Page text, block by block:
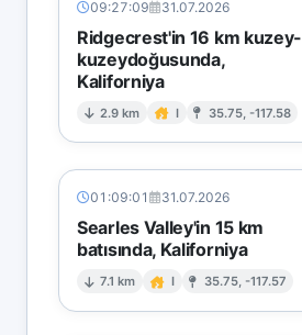
09:27:09 31.07.2026
Ridgecrest'in 16 km kuzey-
kuzeydoğusunda,
Kaliforniya
2.9 km I 35.75, -117.58
01:09:01 31.07.2026
Searles Valley'in 15 km
batısında, Kaliforniya
7.1 km I 35.75, -117.57